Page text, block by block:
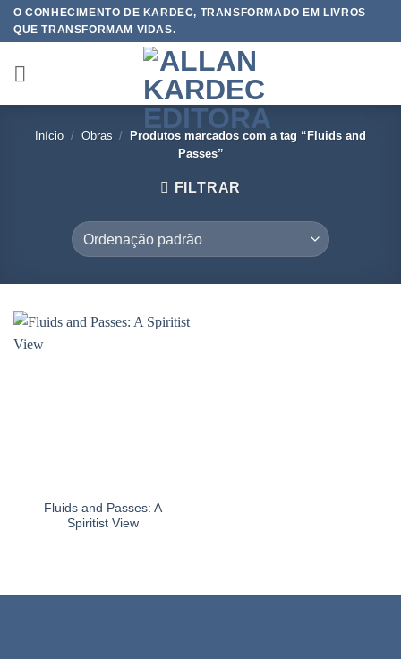
SkipO CONHECIMENTO DE KARDEC, TRANSFORMADO EM LIVROS
QUE TRANSFORMAM VIDAS.
Início / Obras /
Produtos marcados com a tag “Fluids and
Passes”
FILTRAR
Fluids and Passes: A
Spiritist View